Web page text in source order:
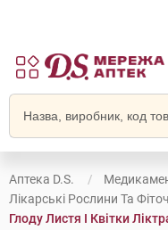
Аптека D.S.
Лікарські Рослини Та
Глоду Листя І Квітки